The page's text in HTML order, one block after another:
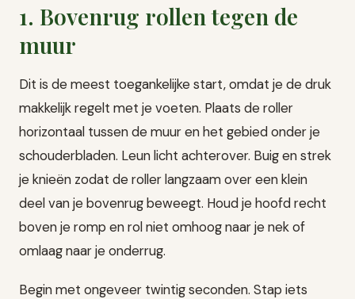
1. Bovenrug rollen tegen de
muur
Dit is de meest toegankelijke start, omdat je de druk
makkelijk regelt met je voeten. Plaats de roller
horizontaal tussen de muur en het gebied onder je
schouderbladen. Leun licht achterover. Buig en strek
je knieën zodat de roller langzaam over een klein
deel van je bovenrug beweegt. Houd je hoofd recht
boven je romp en rol niet omhoog naar je nek of
omlaag naar je onderrug.
Begin met ongeveer twintig seconden. Stap iets